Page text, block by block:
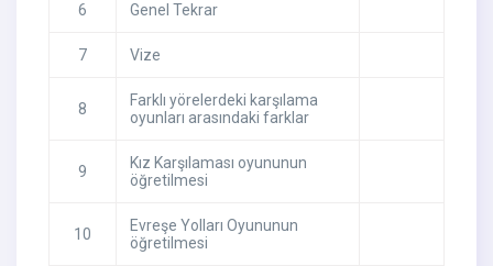
6 Genel Tekrar
7 Vize
8
Farklı yörelerdeki karşılama
oyunları arasındaki farklar
9
Kız Karşılaması oyununun
öğretilmesi
10
Evreşe Yolları Oyununun
öğretilmesi